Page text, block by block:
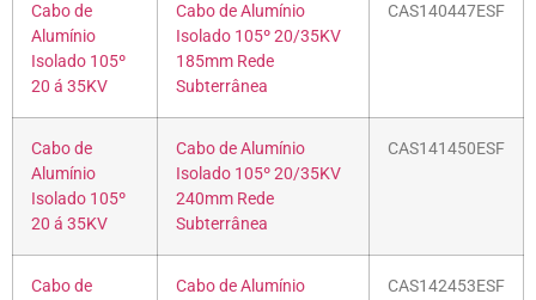
Cabo de
Alumínio
Isolado 105º
20 á 35KV
Cabo de Alumínio
Isolado 105º 20/35KV
185mm Rede
Subterrânea
CAS140447ESF
Cabo de
Alumínio
Isolado 105º
20 á 35KV
Cabo de Alumínio
Isolado 105º 20/35KV
240mm Rede
Subterrânea
CAS141450ESF
Cabo de
Cabo de Alumínio
CAS142453ESF